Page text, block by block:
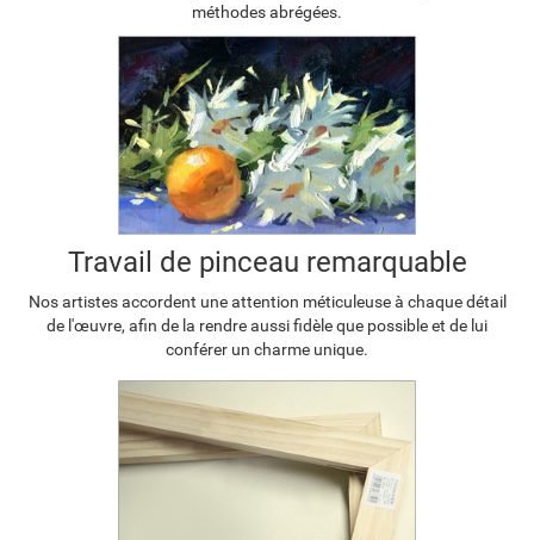
méthodes abrégées.
Travail de pinceau remarquable
Nos artistes accordent une attention méticuleuse à chaque détail
de l'œuvre, afin de la rendre aussi fidèle que possible et de lui
conférer un charme unique.